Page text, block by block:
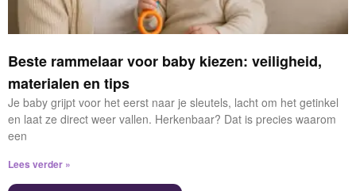
Beste rammelaar voor baby kiezen: veiligheid,
materialen en tips
Je baby grijpt voor het eerst naar je sleutels, lacht om het getinkel
en laat ze direct weer vallen. Herkenbaar? Dat is precies waarom
een
Lees verder »